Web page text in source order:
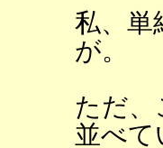
私、単
が。
ただ
並べて